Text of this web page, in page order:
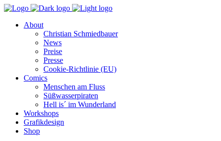
About
Christian Schmiedbauer
News
Preise
Presse
Cookie-Richtlinie (EU)
Comics
Menschen am Fluss
Süßwasserpiraten
Hell is´ im Wunderland
Workshops
Grafikdesign
Shop